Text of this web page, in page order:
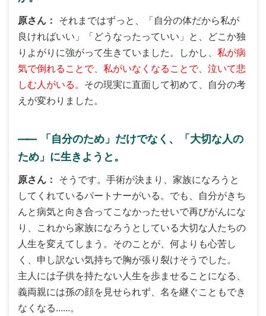
原さん
それまではずっと、「自分の体だから私が
良ければいい」「どうなったっていい」と、どこか独
りよがりに強がって生きていました。しかし、 私が病
気で倒れることで、私がいなくなることで、泣いて悲
しむ人がいる。 その現実に直面して初めて、自分の考
えが変わりました。
――
「自分のため」だけでなく、「大切な人の
ため」に生きようと。
原さん
そうです。手術が決まり、家族になろうと
してくれているパートナーがいる。でも、自分がきち
んと病気と向き合ってこなかったせいで再びがんにな
り、これから家族になろうとしている大切な人たちの
人生を変えてしまう。そのことが、何よりも心苦し
く、申し訳ない気持ちで胸が張り裂けそうでした。
主人には子供を持たない人生を歩ませることになる、
義両親には孫の顔を見せられず、名を継ぐこともでき
なくなる......。